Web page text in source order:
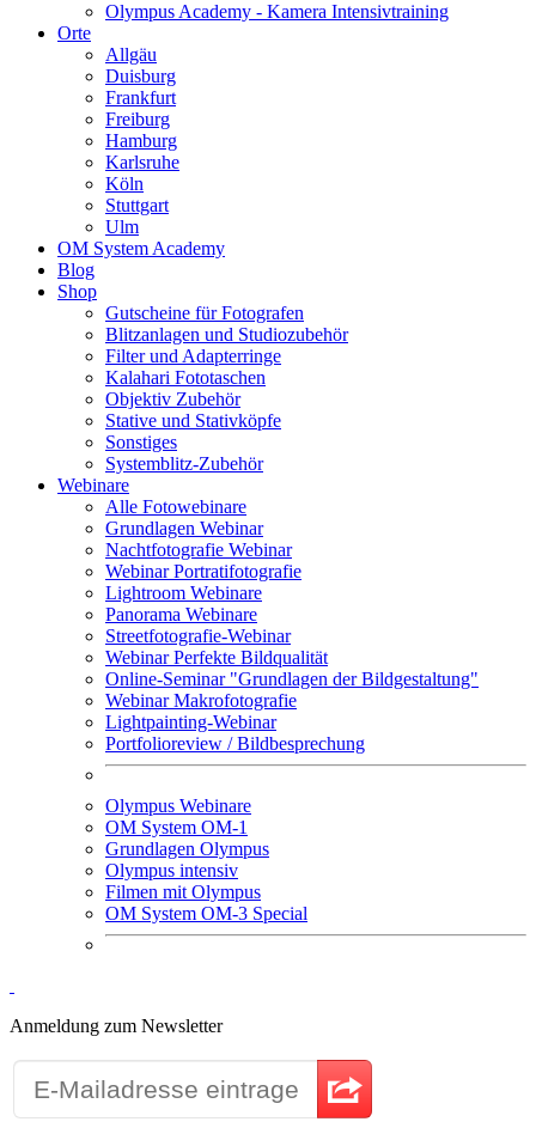
Olympus Academy - Kamera Intensivtraining
Orte
Allgäu
Duisburg
Frankfurt
Freiburg
Hamburg
Karlsruhe
Köln
Stuttgart
Ulm
OM System Academy
Blog
Shop
Gutscheine für Fotografen
Blitzanlagen und Studiozubehör
Filter und Adapterringe
Kalahari Fototaschen
Objektiv Zubehör
Stative und Stativköpfe
Sonstiges
Systemblitz-Zubehör
Webinare
Alle Fotowebinare
Grundlagen Webinar
Nachtfotografie Webinar
Webinar Portratifotografie
Lightroom Webinare
Panorama Webinare
Streetfotografie-Webinar
Webinar Perfekte Bildqualität
Online-Seminar "Grundlagen der Bildgestaltung"
Webinar Makrofotografie
Lightpainting-Webinar
Portfolioreview / Bildbesprechung
Olympus Webinare
OM System OM-1
Grundlagen Olympus
Olympus intensiv
Filmen mit Olympus
OM System OM-3 Special
Anmeldung zum Newsletter